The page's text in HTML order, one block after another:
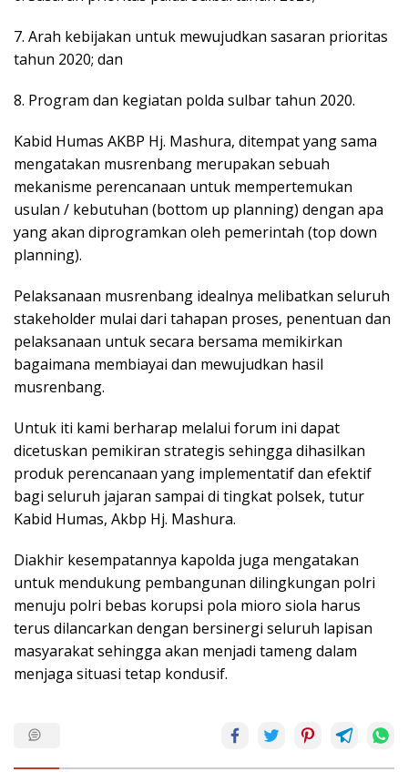
7. Arah kebijakan untuk mewujudkan sasaran prioritas
tahun 2020; dan
8. Program dan kegiatan polda sulbar tahun 2020.
Kabid Humas AKBP Hj. Mashura, ditempat yang sama
mengatakan musrenbang merupakan sebuah
mekanisme perencanaan untuk mempertemukan
usulan / kebutuhan (bottom up planning) dengan apa
yang akan diprogramkan oleh pemerintah (top down
planning).
Pelaksanaan musrenbang idealnya melibatkan seluruh
stakeholder mulai dari tahapan proses, penentuan dan
pelaksanaan untuk secara bersama memikirkan
bagaimana membiayai dan mewujudkan hasil
musrenbang.
Untuk iti kami berharap melalui forum ini dapat
dicetuskan pemikiran strategis sehingga dihasilkan
produk perencanaan yang implementatif dan efektif
bagi seluruh jajaran sampai di tingkat polsek, tutur
Kabid Humas, Akbp Hj. Mashura.
Diakhir kesempatannya kapolda juga mengatakan
untuk mendukung pembangunan dilingkungan polri
menuju polri bebas korupsi pola mioro siola harus
terus dilancarkan dengan bersinergi seluruh lapisan
masyarakat sehingga akan menjadi tameng dalam
menjaga situasi tetap kondusif.